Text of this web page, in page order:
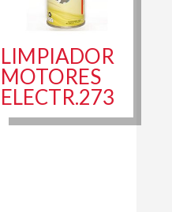
LIMPIADOR
MOTORES
ELECTR.273